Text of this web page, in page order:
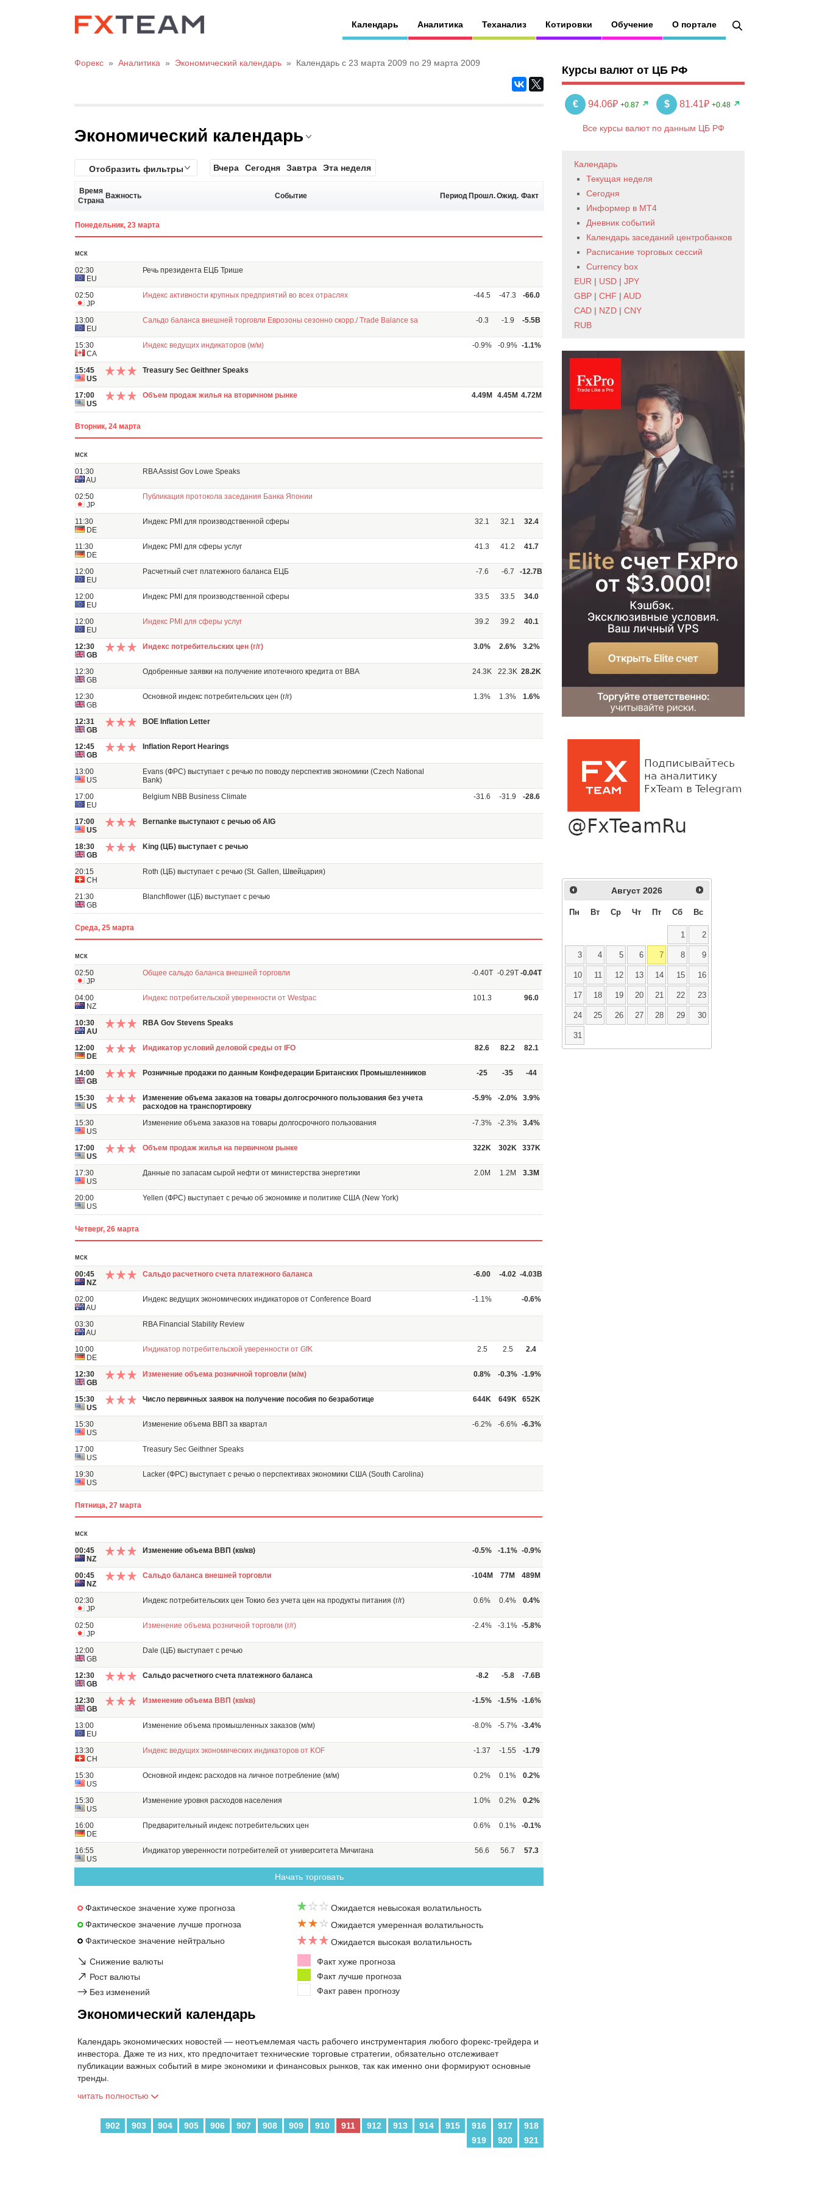
Календарь Аналитика Теханализ Котировки Обучение О портале
Форекс » Аналитика » Экономический календарь » Календарь с 23 марта 2009 по 29 марта 2009
Экономический календарь
Отобразить фильтры Вчера Сегодня Завтра Эта неделя
Время
Страна
Важность Событие Период Прошл.Ожид. Факт
Понедельник, 23 марта
МСК
02:30
EU
Речь президента ЕЦБ Трише
02:50
JP
Индекс активности крупных предприятий во всех отраслях -44.5 -47.3 -66.0
13:00
EU
Сальдо баланса внешней торговли Еврозоны сезонно скорр./ Trade Balance sa -0.3 -1.9 -5.5B
15:30
CA
Индекс ведущих индикаторов (м/м) -0.9% -0.9% -1.1%
15:45
US
Treasury Sec Geithner Speaks
17:00
US
Объем продаж жилья на вторичном рынке 4.49M 4.45M 4.72M
Вторник, 24 марта
МСК
01:30
AU
RBA Assist Gov Lowe Speaks
02:50
JP
Публикация протокола заседания Банка Японии
11:30
DE
Индекс PMI для производственной сферы 32.1 32.1 32.4
11:30
DE
Индекс PMI для сферы услуг 41.3 41.2 41.7
12:00
EU
Расчетный счет платежного баланса ЕЦБ -7.6 -6.7 -12.7B
12:00
EU
Индекс PMI для производственной сферы 33.5 33.5 34.0
12:00
EU
Индекс PMI для сферы услуг 39.2 39.2 40.1
12:30
GB
Индекс потребительских цен (г/г) 3.0% 2.6% 3.2%
12:30
GB
Одобренные заявки на получение ипотечного кредита от ВВА 24.3K 22.3K 28.2K
12:30
GB
Основной индекс потребительских цен (г/г) 1.3% 1.3% 1.6%
12:31
GB
BOE Inflation Letter
12:45
GB
Inflation Report Hearings
13:00
US
Evans (ФРС) выступает с речью по поводу перспектив экономики (Czech National
Bank)
17:00
EU
Belgium NBB Business Climate -31.6 -31.9 -28.6
17:00
US
Bernanke выступают с речью об AIG
18:30
GB
King (ЦБ) выступает с речью
20:15
CH
Roth (ЦБ) выступает с речью (St. Gallen, Швейцария)
21:30
GB
Blanchflower (ЦБ) выступает с речью
Среда, 25 марта
МСК
02:50
JP
Общее сальдо баланса внешней торговли -0.40T -0.29T -0.04T
04:00
NZ
Индекс потребительской уверенности от Westpac 101.3 96.0
10:30
AU
RBA Gov Stevens Speaks
12:00
DE
Индикатор условий деловой среды от IFO 82.6 82.2 82.1
14:00
GB
Розничные продажи по данным Конфедерации Британских Промышленников -25 -35 -44
15:30
US
Изменение объема заказов на товары долгосрочного пользования без учета
расходов на транспортировку
-5.9% -2.0% 3.9%
15:30
US
Изменение объема заказов на товары долгосрочного пользования -7.3% -2.3% 3.4%
17:00
US
Объем продаж жилья на первичном рынке 322K 302K 337K
17:30
US
Данные по запасам сырой нефти от министерства энергетики 2.0M 1.2M 3.3M
20:00
US
Yellen (ФРС) выступает с речью об экономике и политике США (New York)
Четверг, 26 марта
МСК
00:45
NZ
Сальдо расчетного счета платежного баланса -6.00 -4.02 -4.03B
02:00
AU
Индекс ведущих экономических индикаторов от Conference Board -1.1% -0.6%
03:30
AU
RBA Financial Stability Review
10:00
DE
Индикатор потребительской уверенности от GfK 2.5 2.5 2.4
12:30
GB
Изменение объема розничной торговли (м/м) 0.8% -0.3% -1.9%
15:30
US
Число первичных заявок на получение пособия по безработице 644K 649K 652K
15:30
US
Изменение объема ВВП за квартал -6.2% -6.6% -6.3%
17:00
US
Treasury Sec Geithner Speaks
19:30
US
Lacker (ФРС) выступает с речью о перспективах экономики США (South Carolina)
Пятница, 27 марта
МСК
00:45
NZ
Изменение объема ВВП (кв/кв) -0.5% -1.1% -0.9%
00:45
NZ
Сальдо баланса внешней торговли -104M 77M 489M
02:30
JP
Индекс потребительских цен Токио без учета цен на продукты питания (г/г) 0.6% 0.4% 0.4%
02:50
JP
Изменение объема розничной торговли (г/г) -2.4% -3.1% -5.8%
12:00
GB
Dale (ЦБ) выступает с речью
12:30
GB
Сальдо расчетного счета платежного баланса -8.2 -5.8 -7.6B
12:30
GB
Изменение объема ВВП (кв/кв) -1.5% -1.5% -1.6%
13:00
EU
Изменение объема промышленных заказов (м/м) -8.0% -5.7% -3.4%
13:30
CH
Индекс ведущих экономических индикаторов от KOF -1.37 -1.55 -1.79
15:30
US
Основной индекс расходов на личное потребление (м/м) 0.2% 0.1% 0.2%
15:30
US
Изменение уровня расходов населения 1.0% 0.2% 0.2%
16:00
DE
Предварительный индекс потребительских цен 0.6% 0.1% -0.1%
16:55
US
Индикатор уверенности потребителей от университета Мичигана 56.6 56.7 57.3
Начать торговать
Фактическое значение хуже прогноза
Фактическое значение лучше прогноза
Фактическое значение нейтрально
Ожидается невысокая волатильность
Ожидается умеренная волатильность
Ожидается высокая волатильность
↘ Снижение валюты
↗ Рост валюты
→ Без изменений
Факт хуже прогноза
Факт лучше прогноза
Факт равен прогнозу
Экономический календарь
Календарь экономических новостей — неотъемлемая часть рабочего инструментария любого форекс-трейдера и
инвестора. Даже те из них, кто предпочитает технические торговые стратегии, обязательно отслеживает
публикации важных событий в мире экономики и финансовых рынков, так как именно они формируют основные
тренды.
читать полностью
902 903 904 905 906 907 908 909 910 911 912 913 914 915 916 917
918
919
920 921
Курсы валют от ЦБ РФ
€ 94.06₽ +0.87 $ 81.41₽ +0.48
Все курсы валют по данным ЦБ РФ
Календарь
Текущая неделя
Сегодня
Информер в MT4
Дневник событий
Календарь заседаний центробанков
Расписание торговых сессий
Currency box
EUR | USD | JPY
GBP | CHF | AUD
CAD | NZD | CNY
RUB
Август 2026
Пн Вт Ср Чт Пт Сб Вс
1 2
3 4 5 6 7 8 9
10 11 12 13 14 15 16
17 18 19 20 21 22 23
24 25 26 27 28 29 30
31